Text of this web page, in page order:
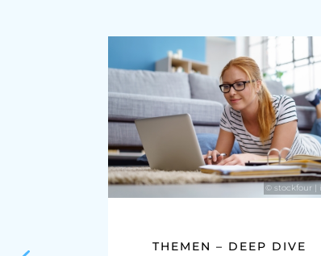
THEMEN – DEEP DIVE
© stockfour |